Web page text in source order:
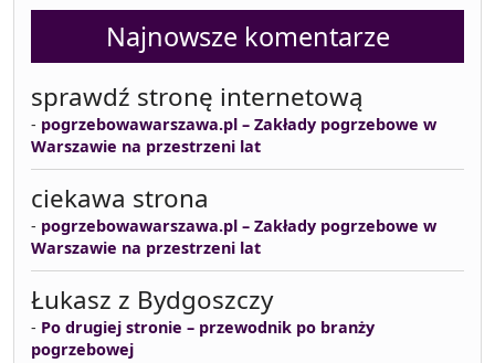
Najnowsze komentarze
sprawdź stronę internetową
- pogrzebowawarszawa.pl – Zakłady pogrzebowe w
Warszawie na przestrzeni lat
ciekawa strona
- pogrzebowawarszawa.pl – Zakłady pogrzebowe w
Warszawie na przestrzeni lat
Łukasz z Bydgoszczy
- Po drugiej stronie – przewodnik po branży
pogrzebowej